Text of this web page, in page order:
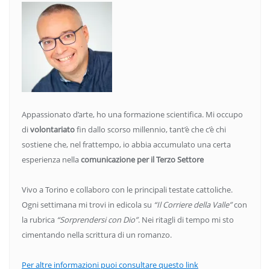
Appassionato d’arte, ho una formazione scientifica. Mi occupo
divolontariatofin dallo scorso millennio, tant’è che c’è chi
sostiene che, nel frattempo, io abbia accumulato una certa
esperienza nellacomunicazione per il Terzo Settore
Vivo a Torino e collaboro con le principali testate cattoliche.
Ogni settimana mi trovi in edicola su “Il Corriere della Valle”con
la rubrica “Sorprendersi con Dio”. Nei ritagli di tempo mi sto
cimentando nella scrittura di un romanzo.
Per altre informazioni puoi consultare questo link